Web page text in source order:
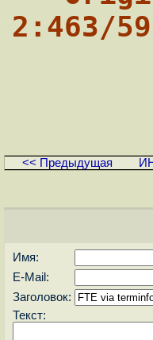
2:463/
<< Предыдущая
Имя:
E-Mail:
Заголовок:
Текст: